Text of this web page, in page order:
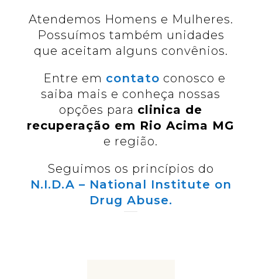
Atendemos Homens e Mulheres.
Possuímos também unidades
que aceitam alguns convênios.
Entre em contato conosco e
saiba mais e conheça nossas
opções para clinica de
recuperação em Rio Acima MG
e região.
Seguimos os princípios do
N.I.D.A – National Institute on
Drug Abuse.